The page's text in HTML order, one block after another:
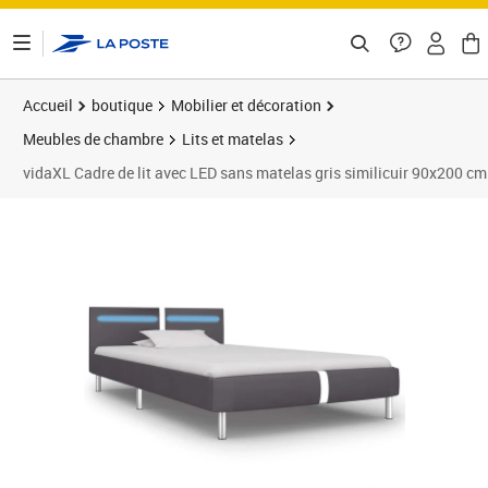
Accueil boutique
Mobilier et décoration
Meubles de chambre
Lits et matelas
vidaXL Cadre de lit avec LED sans matelas gris similicuir 90x200 cm